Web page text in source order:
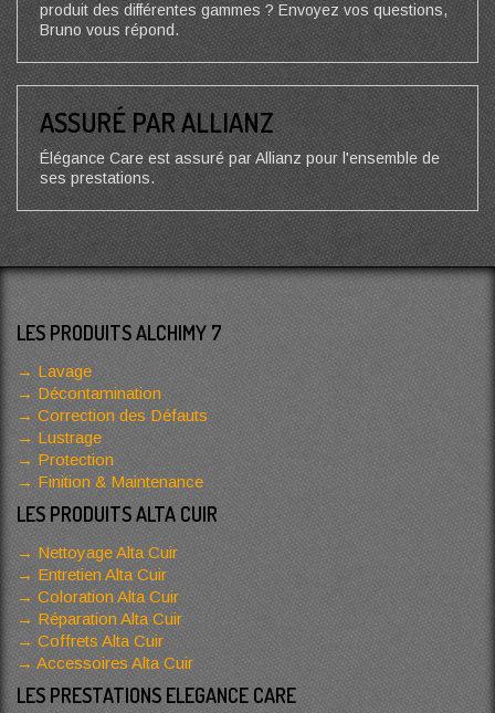
produit des différentes gammes ? Envoyez vos questions,
Bruno vous répond.
ASSURÉ PAR ALLIANZ
Élégance Care est assuré par Allianz pour l'ensemble de
ses prestations.
LES PRODUITS ALCHIMY 7
Lavage
Décontamination
Correction des Défauts
Lustrage
Protection
Finition & Maintenance
LES PRODUITS ALTA CUIR
Nettoyage Alta Cuir
Entretien Alta Cuir
Coloration Alta Cuir
Réparation Alta Cuir
Coffrets Alta Cuir
Accessoires Alta Cuir
LES PRESTATIONS ELEGANCE CARE